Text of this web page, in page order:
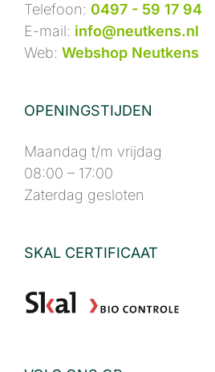
Telefoon: 0497 - 59 17 94
E-mail: info@neutkens.nl
Web: Webshop Neutkens
OPENINGSTIJDEN
Maandag t/m vrijdag
08:00 – 17:00
Zaterdag gesloten
SKAL CERTIFICAAT